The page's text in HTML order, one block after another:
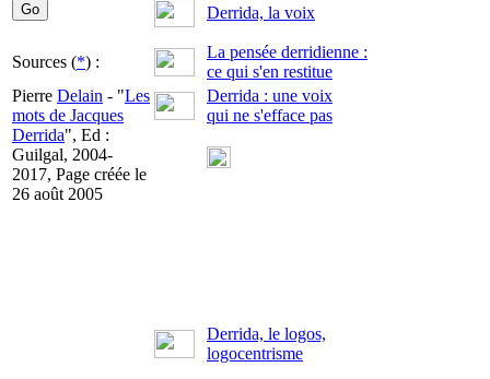
Derrida, la voix
Sources (*) :
La pensée derridienne :
ce qui s'en restitue
Pierre Delain - "Les
mots de Jacques
Derrida", Ed :
Guilgal, 2004-
2017, Page créée le
26 août 2005
Derrida : une voix
qui ne s'efface pas
Derrida, le logos,
logocentrisme